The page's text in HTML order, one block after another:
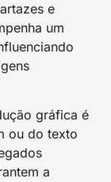
e
um
gráfica é
ou do texto
a